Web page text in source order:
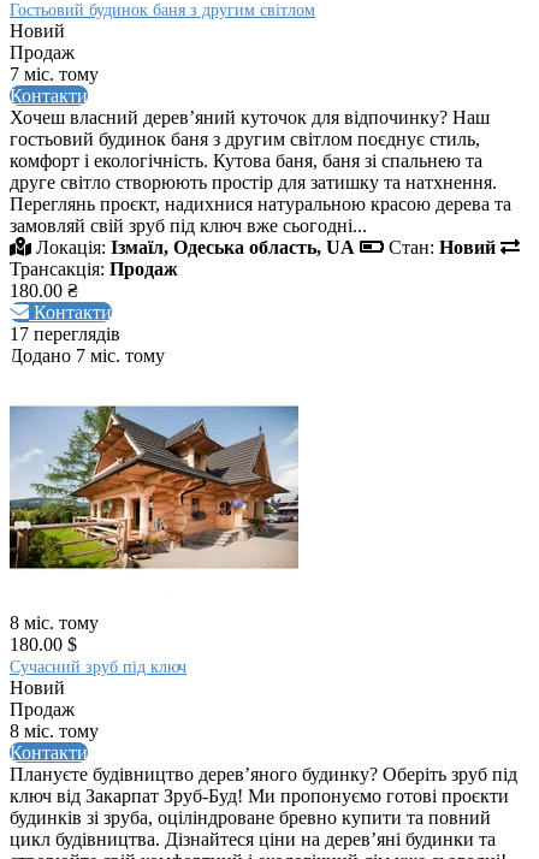
Гостьовий будинок баня з другим світлом
Новий
Продаж
7 міс. тому
Контакти
Хочеш власний дерев’яний куточок для відпочинку? Наш
гостьовий будинок баня з другим світлом поєднує стиль,
комфорт і екологічність. Кутова баня, баня зі спальнею та
друге світло створюють простір для затишку та натхнення.
Переглянь проєкт, надихнися натуральною красою дерева та
замовляй свій зруб під ключ вже сьогодні...
Локація: Ізмаїл, Одеська область, UA Стан: Новий
Трансакція: Продаж
180.00 ₴
Контакти
17 переглядів
Додано 7 міс. тому
8 міс. тому
180.00 $
Сучасний зруб під ключ
Новий
Продаж
8 міс. тому
Контакти
Плануєте будівництво дерев’яного будинку? Оберіть зруб під
ключ від Закарпат Зруб-Буд! Ми пропонуємо готові проєкти
будинків зі зруба, оціліндроване бревно купити та повний
цикл будівництва. Дізнайтеся ціни на дерев’яні будинки та